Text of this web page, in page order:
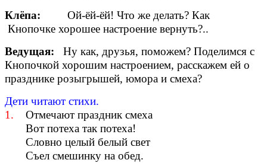
Клёпа:
Ой-ёй-ёй! Что же делать? Как
Кнопочке хорошее настроение вернуть?..
Ведущая:
Ну как, друзья, поможем? Поделимся с
Кнопочкой хорошим настроением, расскажем ей о
празднике розыгрышей, юмора и смеха?
Дети читают стихи.
1. Отмечают праздник смеха
Вот потеха так потеха!
Словно целый белый свет
Съел смешинку на обед.